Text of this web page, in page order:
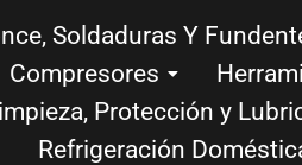
Soldaduras Y
Compresores
Protección y
Refrigeración